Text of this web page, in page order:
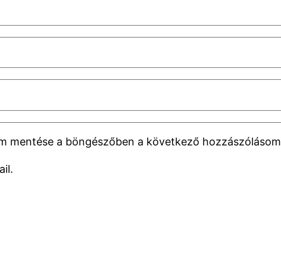
mentése a böngészőben a következő